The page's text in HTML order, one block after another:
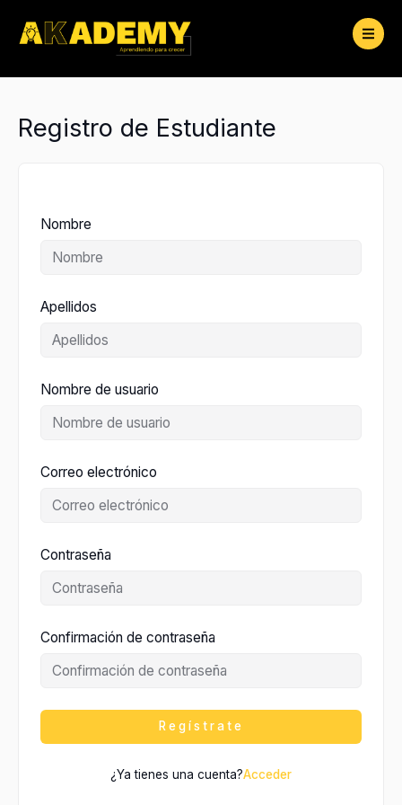
contenido
Registro de Estudiante
Nombre
Apellidos
Nombre de usuario
Correo electrónico
Contraseña
Confirmación de contraseña
Regístrate
¿Ya tienes una cuenta?Acceder